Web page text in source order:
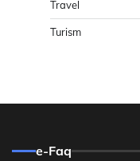
Travel
Turism
e-Faq